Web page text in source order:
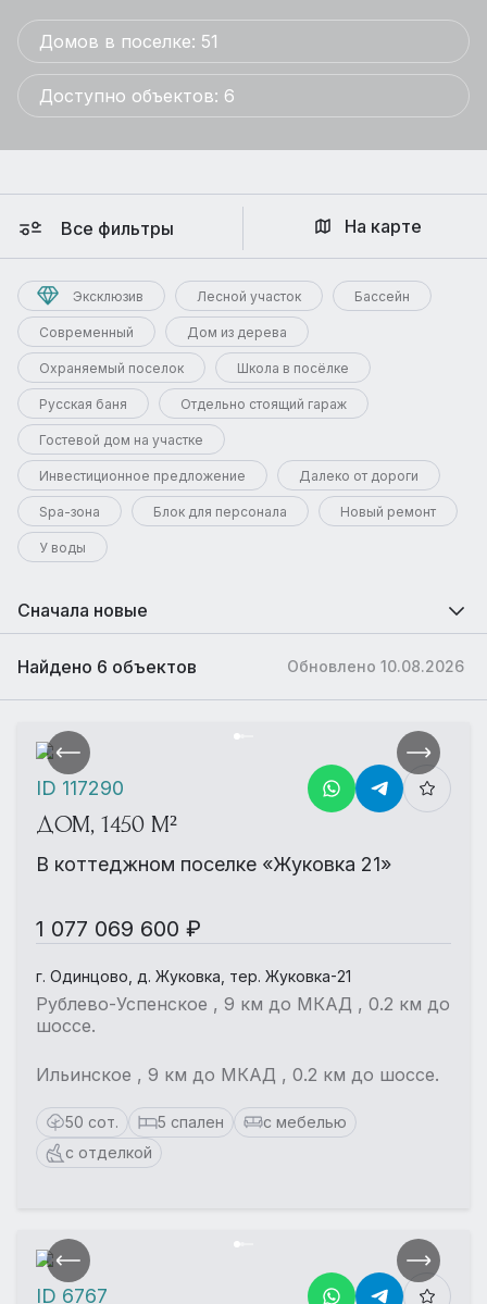
Домов в поселке: 51
Доступно объектов: 6
Все фильтры
Эксклюзив Лесной участок Бассейн
Современный Дом из дерева
Охраняемый поселок Школа в посёлке
Русская баня Отдельно стоящий гараж
Гостевой дом на участке
Инвестиционное предложение Далеко от дороги
Spa-зона Блок для персонала Новый ремонт
У воды
На карте
Сначала новые
Обновлено 10.08.2026
Найдено 6 объектов
ДОМ, 1450 М²
В коттеджном поселке «Жуковка 21»
1 077 069 600 ₽
г. Одинцово, д. Жуковка, тер. Жуковка-21
Рублево-Успенское , 9 км до МКАД , 0.2 км до
шоссе.
Ильинское , 9 км до МКАД , 0.2 км до шоссе.
50 сот. 5 спален
с мебелью
с отделкой
ID 117290
ID 6767